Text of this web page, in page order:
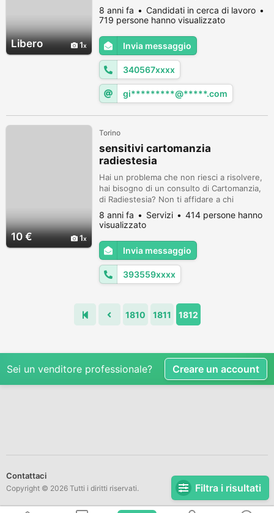
Filtra i risultati
Libero 1
mia zona sono seria automunita, massima
serietà chiamare solo persone interessate.
8 anni fa
Candidati in cerca di lavoro
719 persone hanno visualizzato
Invia messaggio
340567xxxx
gi*********@*****.com
10 € 1
Torino
sensitivi cartomanzia
radiestesia
Hai un problema che non riesci a risolvere,
hai bisogno di un consulto di Cartomanzia,
di Radiestesia? Non ti affidare a chi
promette consulti gratuiti, possono soltanto
confonderti con storielle da fiaba e
dall'oscurità e ritrovare la tua serenità,
rivolgiti a veri professionisti nati col dono
della Chiaroveggenz...
8 anni fa Servizi
414 persone hanno
visualizzato
Invia messaggio
393559xxxx
1810 1811 1812
Sei un venditore professionale? Creare un account
Contattaci
Copyright © 2026 Tutti i diritti riservati.